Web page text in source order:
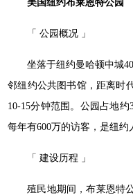
美国纽约布莱恩特公园
「 公园概况 」
坐落于纽约曼哈顿中城
邻纽约公共图书馆，距离时
10-15分钟范围。公园占地约
每年有600万的访客，是纽约
「 建设历程 」
殖民地期间，布莱恩特